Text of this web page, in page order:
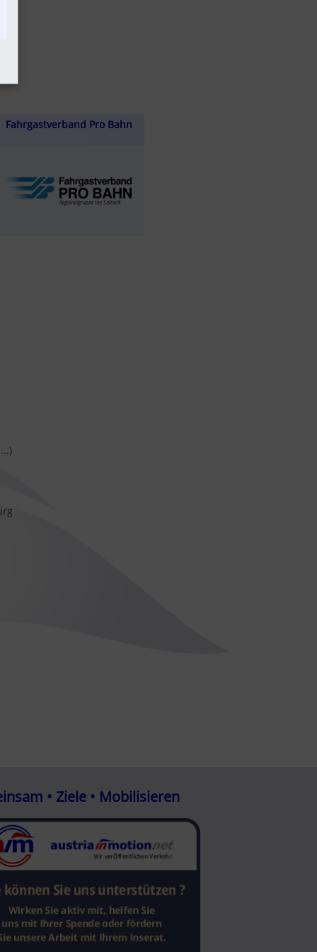
Fahrgastverband Pro Bahn
• Ziele • Mobilisieren